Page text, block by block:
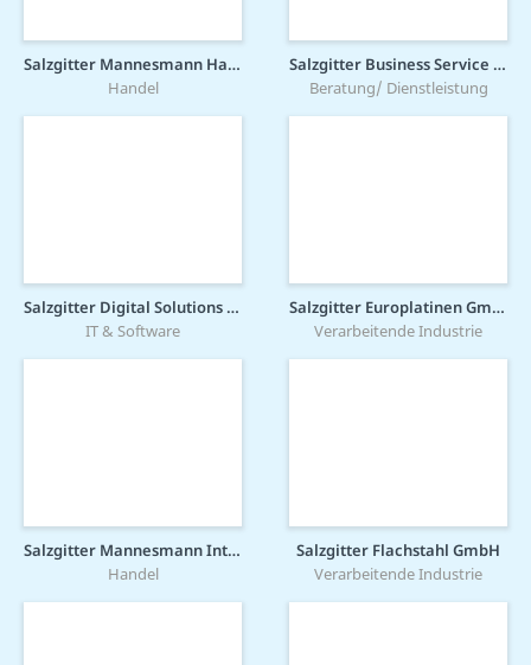
Salzgitter Mannesmann Handel GmbH
Handel
Salzgitter Business Service GmbH
Beratung/ Dienstleistung
Salzgitter Digital Solutions GmbH
IT & Software
Salzgitter Europlatinen GmbH
Verarbeitende Industrie
Salzgitter Mannesmann International GmbH
Handel
Salzgitter Flachstahl GmbH
Verarbeitende Industrie